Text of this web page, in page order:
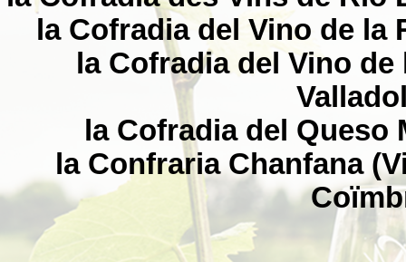
la Cofradia del Vino de
la Cofradia del Vino
la Cofradia del Queso
la Confraria Chanfana